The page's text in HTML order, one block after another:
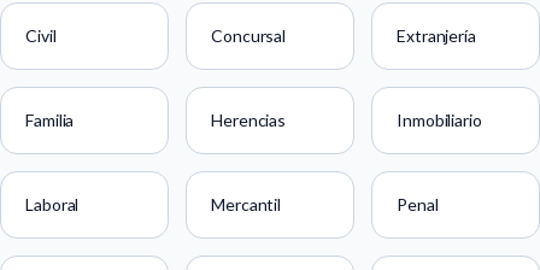
Civil Concursal Extranjería
Familia Herencias Inmobiliario
Laboral Mercantil Penal